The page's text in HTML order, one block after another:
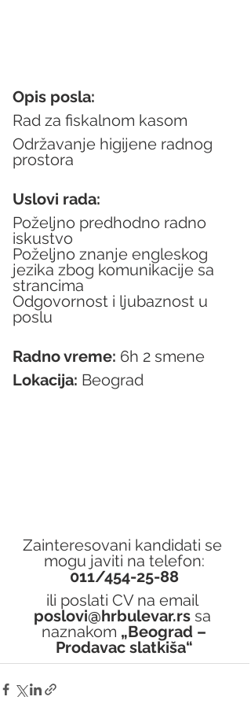
Opis posla:
Rad za fiskalnom kasom
Održavanje higijene radnog
prostora
Uslovi rada:
Poželjno predhodno radno
iskustvo
Poželjno znanje engleskog
jezika zbog komunikacije sa
strancima
Odgovornost i ljubaznost u
poslu
Radno vreme: 6h 2 smene
Lokacija: Beograd
Zainteresovani kandidati se
mogu javiti na telefon:
011/454-25-88
ili poslati CV na email
poslovi@hrbulevar.rs sa
naznakom „Beograd –
Prodavac slatkiša“